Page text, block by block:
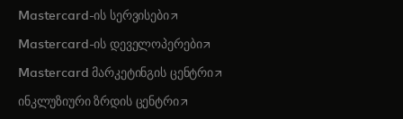
Mastercard-ის სერვისებიopens in a new tab
Mastercard-ის დეველოპერებიopens in a new tab
Mastercard მარკეტინგის ცენტრიopens in a new tab
ინკლუზიური ზრდის ცენტრიopens in a new tab